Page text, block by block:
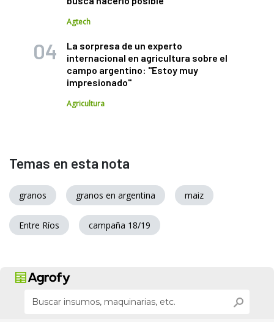
Agtech
La sorpresa de un experto
internacional en agricultura sobre el
campo argentino: "Estoy muy
impresionado"
Agricultura
Temas en esta nota
granos granos en argentina maiz
Entre Ríos campaña 18/19